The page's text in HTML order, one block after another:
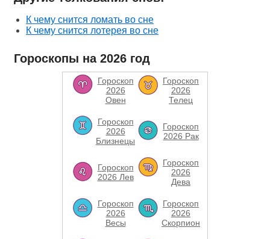
К чему снится ломать во сне
К чему снится лотерея во сне
Гороскопы на 2026 год
Гороскоп
2026
Овен
Гороскоп
2026
Телец
Гороскоп
2026
Близнецы
Гороскоп
2026 Рак
Гороскоп
2026 Лев
Гороскоп
2026
Дева
Гороскоп
2026
Весы
Гороскоп
2026
Скорпион